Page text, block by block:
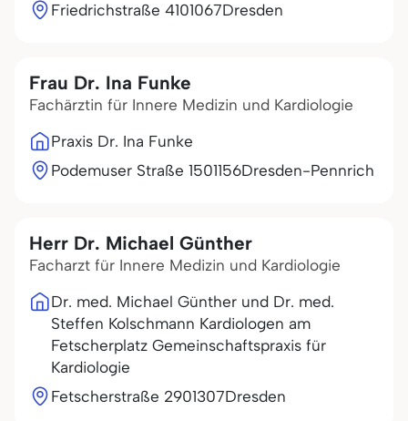
Friedrichstraße 4101067Dresden
Frau Dr. Ina Funke
Fachärztin für Innere Medizin und Kardiologie
Praxis Dr. Ina Funke
Podemuser Straße 1501156Dresden-Pennrich
Herr Dr. Michael Günther
Facharzt für Innere Medizin und Kardiologie
Dr. med. Michael Günther und Dr. med.
Steffen Kolschmann Kardiologen am
Fetscherplatz Gemeinschaftspraxis für
Kardiologie
Fetscherstraße 2901307Dresden